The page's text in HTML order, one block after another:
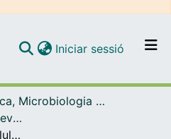
Navega per tot el DD
Com publicar
Iniciar sessió (current)
Genètica, Microbiologia i Estadística
Articles publicats en revistes (Genètica, Microbiologia i Estadística)
Wnt pathway extracellular components and their essential roles in bone homeostasis